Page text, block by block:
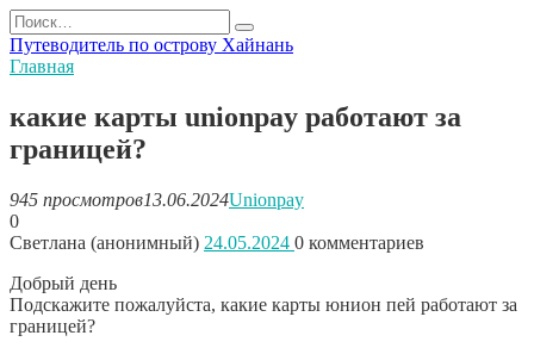
Перейти
к
содержанию
Search
for:
Путеводитель по острову Хайнань
Главная
какие карты unionpay работают за
границей?
945 просмотров13.06.2024Unionpay
0
Светлана (анонимный) 24.05.2024 0 комментариев
Добрый день
Подскажите пожалуйста, какие карты юнион пей работают за
границей?